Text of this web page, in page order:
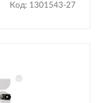
Код: 1301543-27